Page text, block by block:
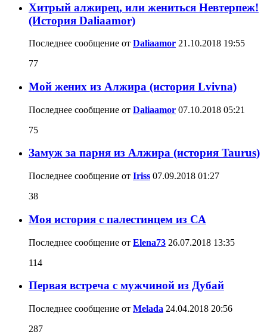
Хитрый алжирец, или жениться Невтерпеж!
(История Daliaamor)
Последнее сообщение от Daliaamor 21.10.2018 19:55
77
Мой жених из Алжира (история Lvivna)
Последнее сообщение от Daliaamor 07.10.2018 05:21
75
Замуж за парня из Алжира (история Taurus)
Последнее сообщение от Iriss 07.09.2018 01:27
38
Моя история с палестинцем из СА
Последнее сообщение от Elena73 26.07.2018 13:35
114
Первая встреча с мужчиной из Дубай
Последнее сообщение от Melada 24.04.2018 20:56
287